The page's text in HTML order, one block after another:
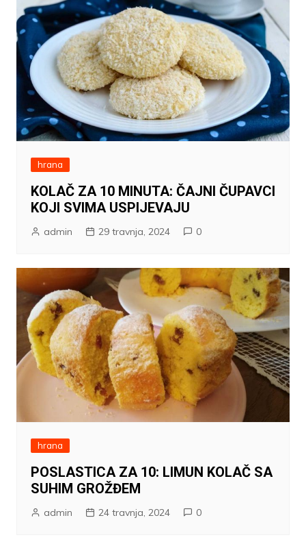
hrana
KOLAČ ZA 10 MINUTA: ČAJNI ČUPAVCI
KOJI SVIMA USPIJEVAJU
admin 29 travnja, 2024 0
hrana
POSLASTICA ZA 10: LIMUN KOLAČ SA
SUHIM GROŽĐEM
admin 24 travnja, 2024 0